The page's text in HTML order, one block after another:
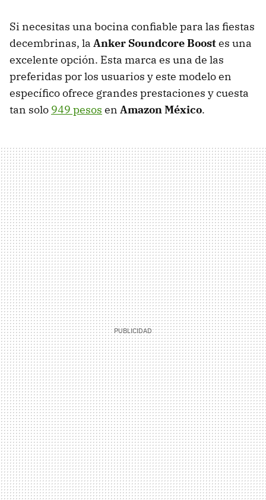
Si necesitas una bocina confiable para las fiestas
decembrinas, la Anker Soundcore Boostes una
excelente opción. Esta marca es una de las
preferidas por los usuarios y este modelo en
específico ofrece grandes prestaciones y cuesta
tan solo 949 pesos en Amazon México.